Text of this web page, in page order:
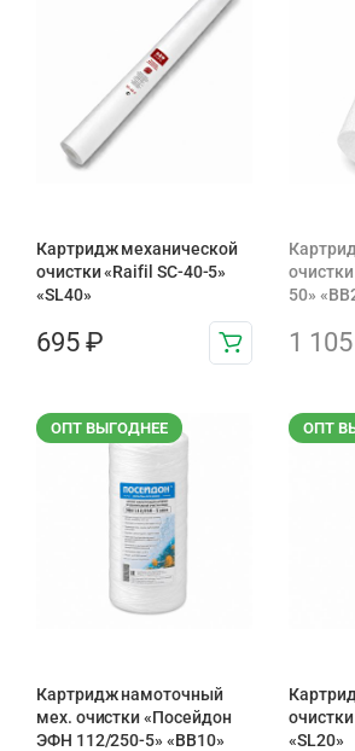
Картридж механической
очистки «Raifil SC-40-5»
«SL40»
695 ₽
50»
1 105
ОПТ ВЫГОДНЕЕ
Картридж намоточный
мех. очистки «Посейдон
ЭФН 112/250-5» «BB10»
ОПТ
«SL20»